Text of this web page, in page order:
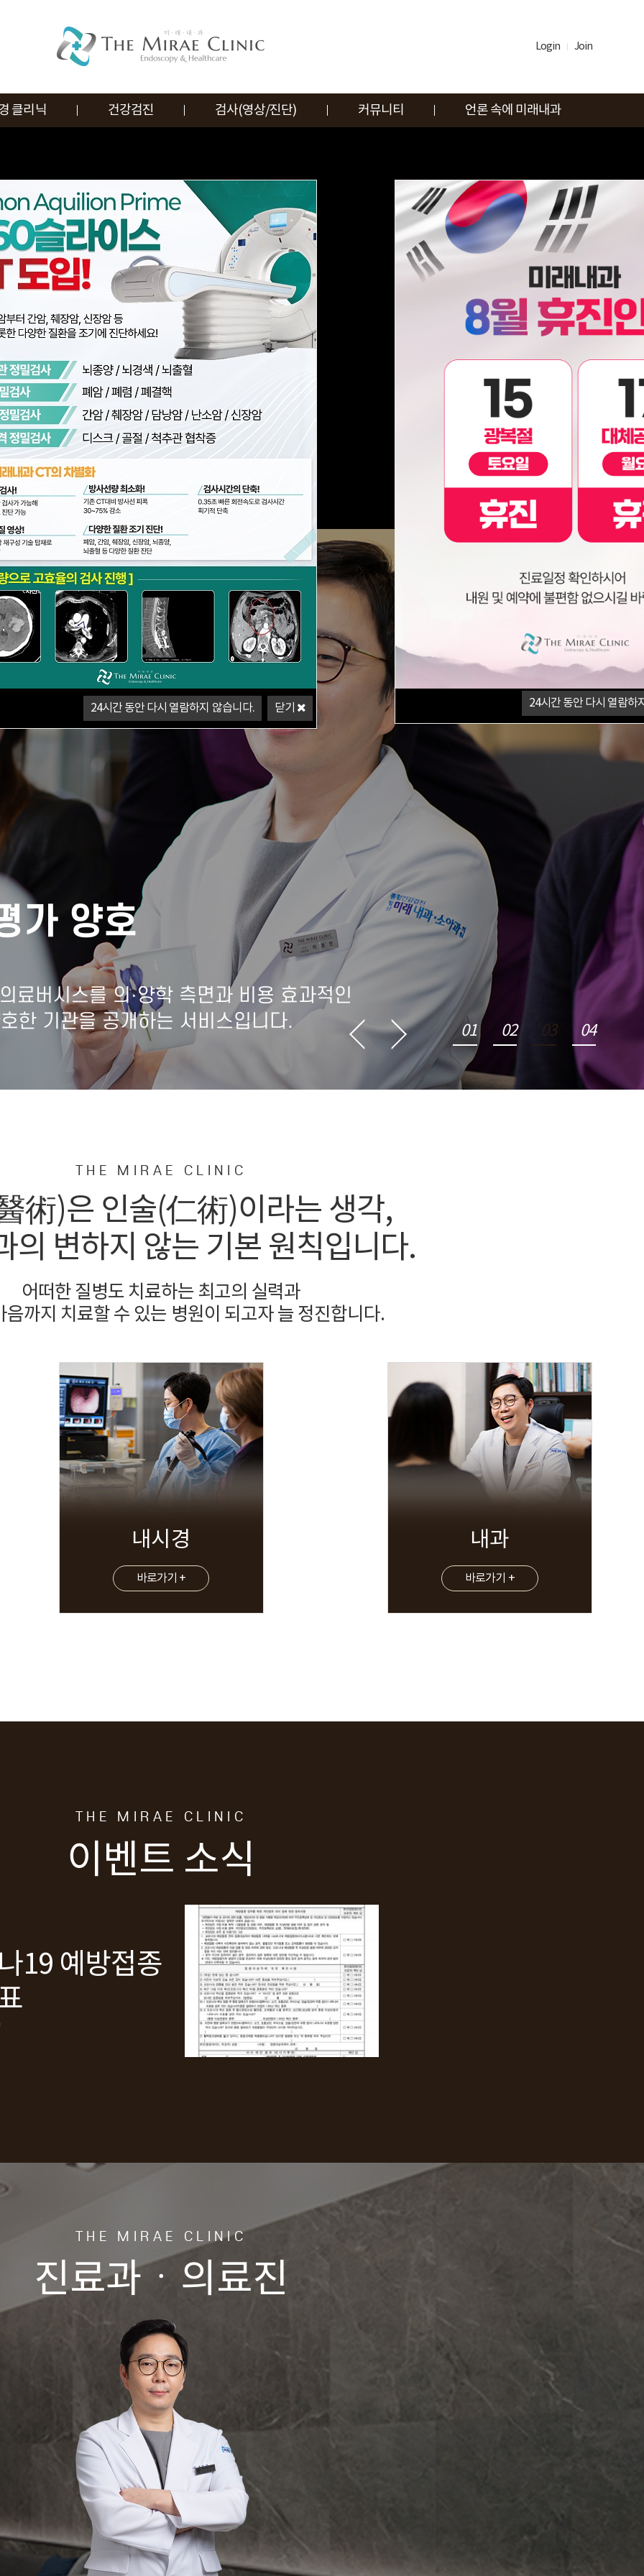
24시간 동안 다시 열람하지 않습니다. 닫기 24시간 동안 다시 열람하
Login Join
클리닉 건강검진 검사(영상/진단) 커뮤니티 언론 속에 미래내과
가 양호
료버시스를 의·양학 측면과 비용 효과적인
한 기관을 공개하는 서비스입니다.
01 02 03 04
THE MIRAE CLINIC
術)은 인술(仁術)이라는 생각,
의 변하지 않는 기본 원칙입니다.
어떠한 질병도 치료하는 최고의 실력과
음까지 치료할 수 있는 병원이 되고자 늘 정진합니다.
내시경
바로가기 +
내과
바로가기 +
THE MIRAE CLINIC
이벤트 소식
방접종 예진표
19 예방접종
THE MIRAE CLINIC
진료과ㆍ의료진